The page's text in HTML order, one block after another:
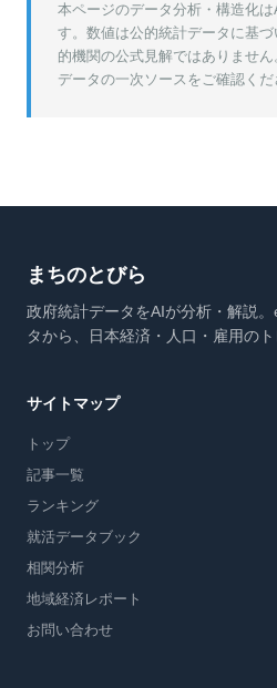
本ページのデータ分析・構造化
す。数値は公的統計データに基
的機関の公式見解ではありませ
データの一次ソースをご確認くだ
まちのとびら
政府統計データをAIが分析・解説
タから、日本経済・人口・雇用のト
サイトマップ
トップ
記事一覧
ランキング
就活データブック
相関分析
地域経済レポート
お問い合わせ